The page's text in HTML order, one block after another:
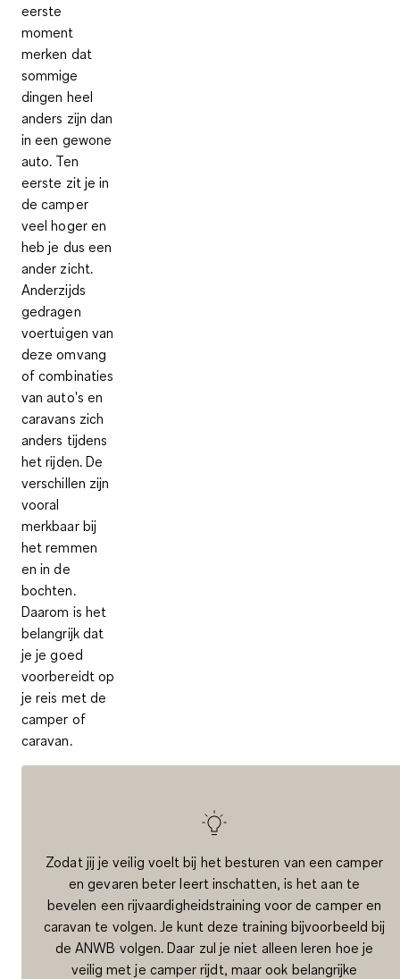
eerste
moment
merken dat
sommige
dingen heel
anders zijn dan
in een gewone
auto. Ten
eerste zit je in
de camper
veel hoger en
heb je dus een
ander zicht.
Anderzijds
gedragen
voertuigen van
deze omvang
of combinaties
van auto's en
caravans zich
anders tijdens
het rijden. De
verschillen zijn
vooral
merkbaar bij
hetremmen
en in de
bochten.
Daarom is het
belangrijk dat
je je goed
voorbereidt op
je reis met de
camper of
caravan.
Zodat jij je veilig voelt bij het besturen van een camper
en gevaren beter leert inschatten, is het aan te
bevelen een rijvaardigheidstraining voor de camper en
caravan te volgen. Je kunt deze training bijvoorbeeld bij
de ANWB volgen. Daar zul je niet alleen leren hoe je
veilig met je camper rijdt, maar ook belangrijke